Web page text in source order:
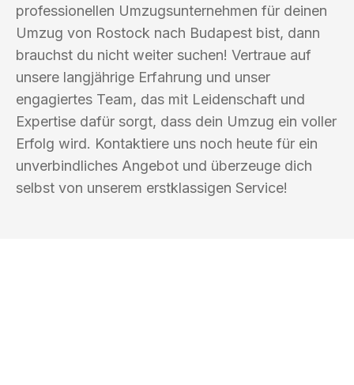
professionellen Umzugsunternehmen für deinen
Umzug von Rostock nach Budapest bist, dann
brauchst du nicht weiter suchen! Vertraue auf
unsere langjährige Erfahrung und unser
engagiertes Team, das mit Leidenschaft und
Expertise dafür sorgt, dass dein Umzug ein voller
Erfolg wird. Kontaktiere uns noch heute für ein
unverbindliches Angebot und überzeuge dich
selbst von unserem erstklassigen Service!